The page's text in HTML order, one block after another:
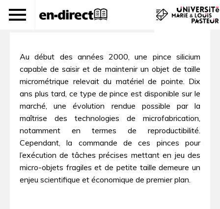
Automatique et microsystèmes
Au début des années 2000, une pince silicium
capable de saisir et de maintenir un objet de taille
micrométrique relevait du matériel de pointe. Dix
ans plus tard, ce type de pince est disponible sur le
marché, une évolution rendue possible par la
maîtrise des technologies de microfabrication,
notamment en termes de reproductibilité.
Cependant, la commande de ces pinces pour
l’exécution de tâches précises mettant en jeu des
micro-objets fragiles et de petite taille demeure un
enjeu scientifique et économique de premier plan.